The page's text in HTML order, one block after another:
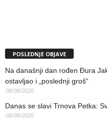
POSLEDNJE OBJAVE
Na današnji dan rođen Đura
ostavljao i „poslednji groš“
08/08/2026
Danas se slavi Trnova Petka:
08/08/2026